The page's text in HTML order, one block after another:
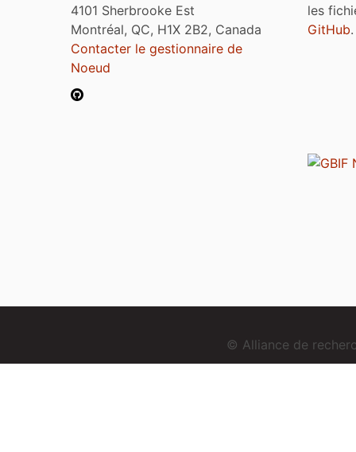
4101 Sherbrooke Est
Montréal, QC, H1X 2B2, Canada
Contacter le gestionnaire de
Noeud
les
GitHub.
© Alliance de